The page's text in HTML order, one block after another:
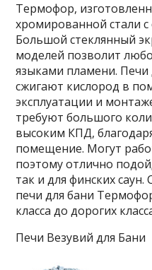
Термофор,
хромированной стали
Большой стеклянный
моделей позволит
языками пламени.
сжигают кислород в
эксплуатации и
требуют большого
высоким КПД,
помещение. Могут
поэтому отлично
так и для финских
печи для бани
класса до дорогих
Печи Везувий для Бани